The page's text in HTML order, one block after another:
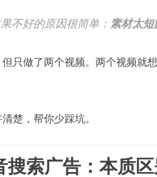
不好的原因很简单： 素材太短
只做了两个视频。两个视频就
楚，帮你少踩坑。
索广告：本质区